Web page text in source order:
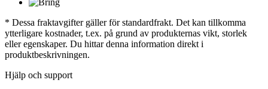
* Dessa fraktavgifter gäller för standardfrakt. Det kan tillkomma
ytterligare kostnader, t.ex. på grund av produkternas vikt, storlek
eller egenskaper. Du hittar denna information direkt i
produktbeskrivningen.
Hjälp och support